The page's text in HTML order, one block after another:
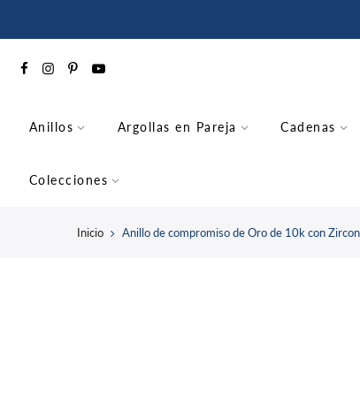
Anillos Argollas en Pareja Cadenas
Colecciones
Inicio Anillo de compromiso de Oro de 10k con